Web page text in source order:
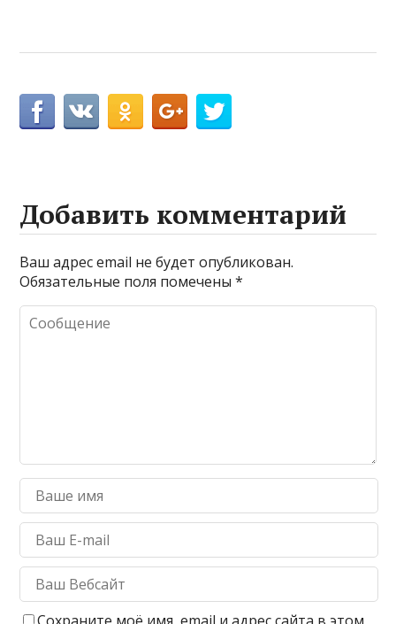
Добавить комментарий
Ваш адрес email не будет опубликован.
Обязательные поля помечены*
Сохраните моё имя, email и адрес сайта в этом